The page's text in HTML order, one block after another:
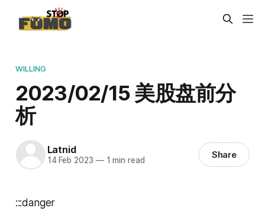
WILLING
2023/02/15 美股盘前分
析
Latnid
14 Feb 2023 —1 min read Share
:::danger